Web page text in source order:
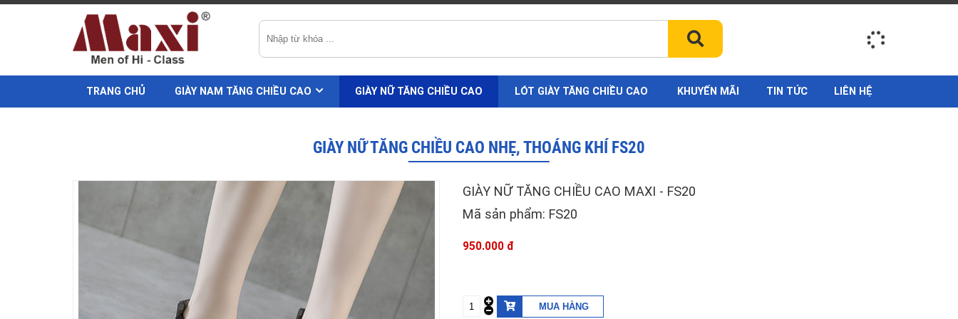
TRANG CHỦ GIÀY NAM TĂNG CHIỀU CAO GIÀY NỮ TĂNG CHIỀU CAO LÓT GIÀY TĂNG CHIỀU CAO KHUYẾN MÃI TIN TỨC LIÊN HỆ
GIÀY NỮ TĂNG CHIỀU CAO NHẸ, THOÁNG KHÍ FS20
GIÀY NỮ TĂNG CHIỀU CAO MAXI - FS20
Mã sản phẩm: FS20
950.000 đ